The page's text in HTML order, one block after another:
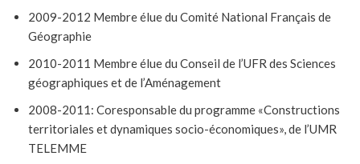
2009-2012 Membre élue du Comité National Français de
Géographie
2010-2011 Membre élue du Conseil de l’UFR des Sciences
géographiques et de l’Aménagement
2008-2011: Coresponsable du programme «Constructions
territoriales et dynamiques socio-économiques», de l’UMR
TELEMME